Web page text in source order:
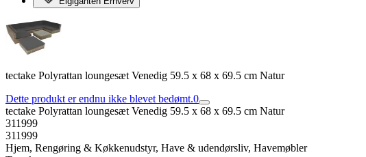
tectake Polyrattan loungesæt Venedig 59.5 x 68 x 69.5 cm Natur
Dette produkt er endnu ikke blevet bedømt.0
tectake Polyrattan loungesæt Venedig 59.5 x 68 x 69.5 cm Natur
311999
311999
Hjem, Rengøring & Køkkenudstyr, Have & udendørsliv, Havemøbler